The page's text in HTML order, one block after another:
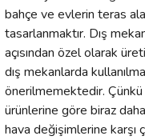
bahçe ve evlerin teras
tasarlanmaktır. Dış
açısından özel olarak
dış mekanlarda
önerilmemektedir. Çünkü
ürünlerine göre biraz
hava değişimlerine karşı